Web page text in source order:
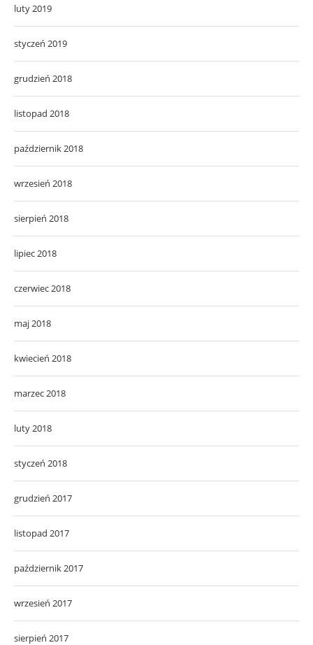
luty 2019
styczeń 2019
grudzień 2018
listopad 2018
październik 2018
wrzesień 2018
sierpień 2018
lipiec 2018
czerwiec 2018
maj 2018
kwiecień 2018
marzec 2018
luty 2018
styczeń 2018
grudzień 2017
listopad 2017
październik 2017
wrzesień 2017
sierpień 2017